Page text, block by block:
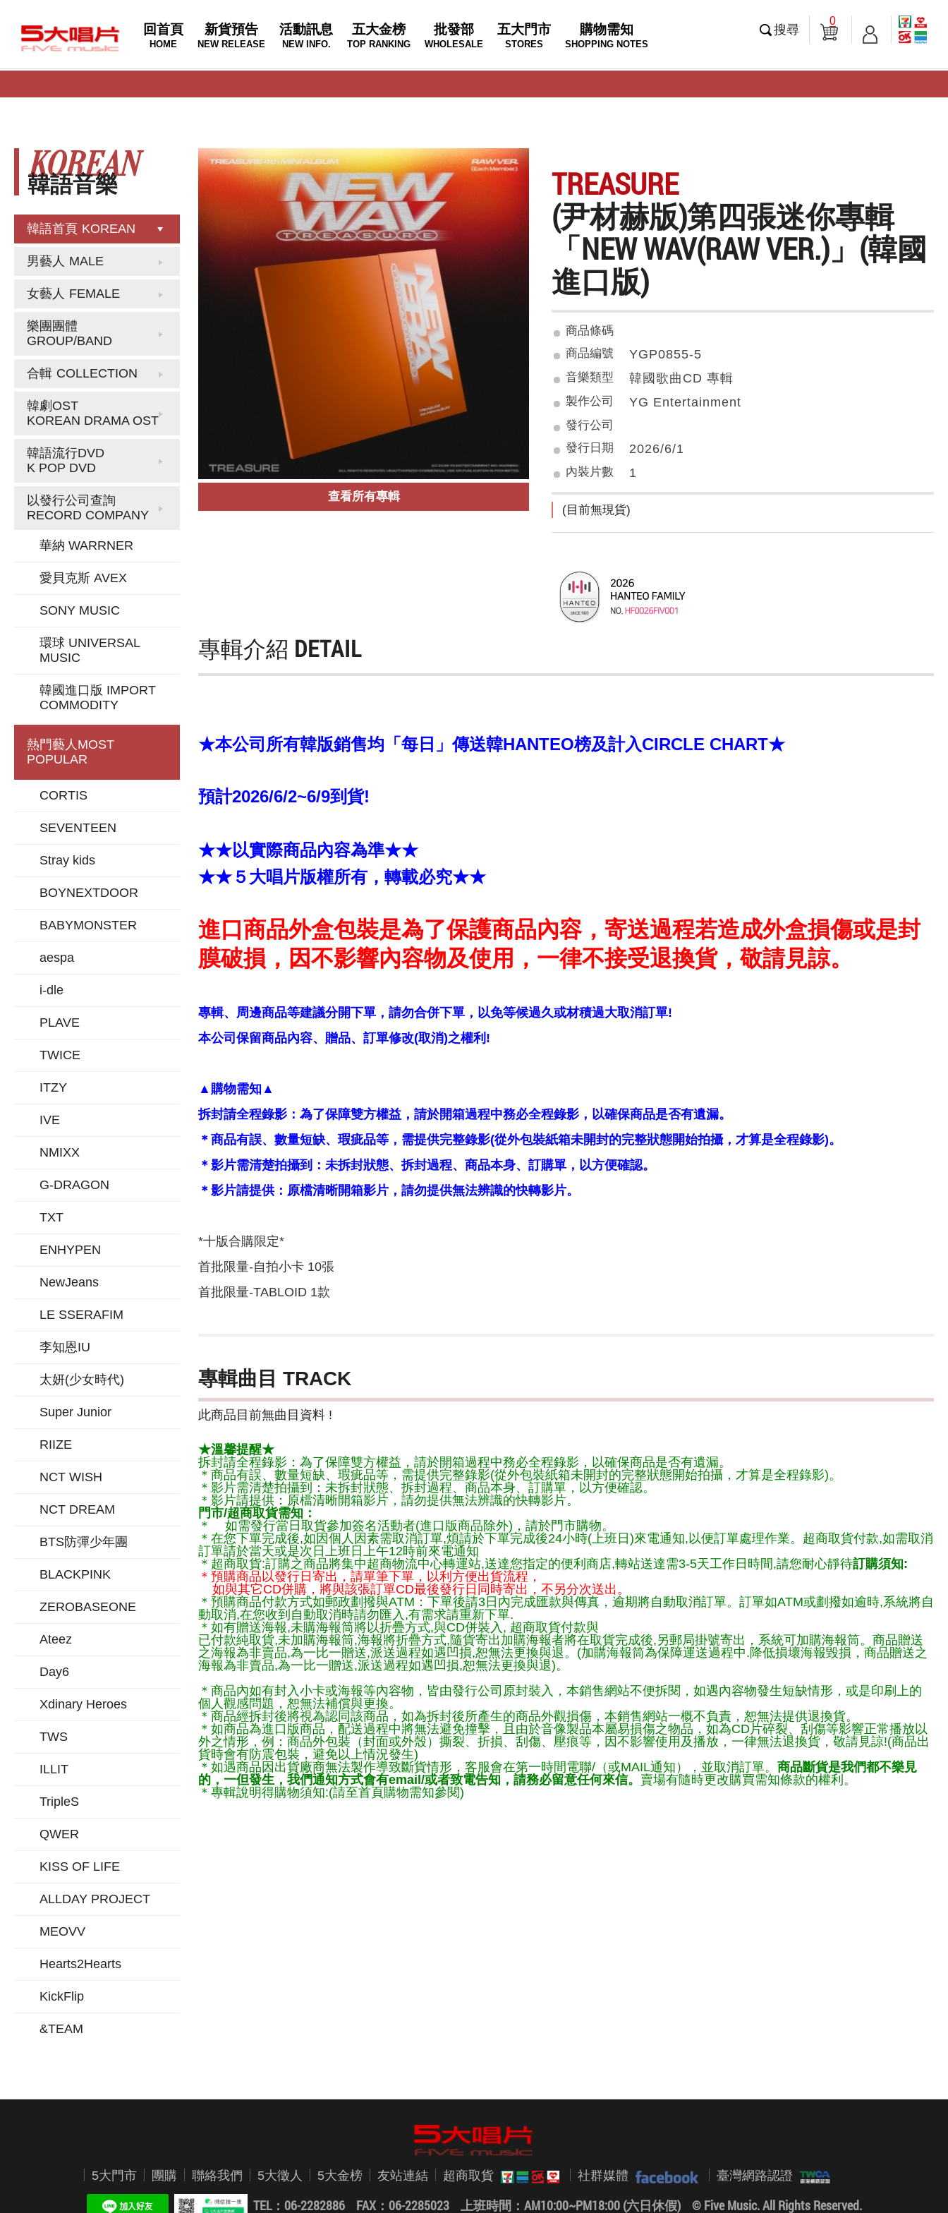
回首頁
HOME
新貨預告
NEW RELEASE
活動訊息
NEW INFO.
五大金榜
TOP RANKING
批發部
WHOLESALE
五大門市
STORES
購物需知
SHOPPING NOTES
搜尋
0
韓語音樂
KOREAN
韓語首頁 KOREAN
男藝人 MALE
女藝人 FEMALE
樂團團體
GROUP/BAND
合輯 COLLECTION
韓劇OST
KOREAN DRAMA OST
韓語流行DVD
K POP DVD
以發行公司查詢
RECORD COMPANY
華納 WARRNER
愛貝克斯 AVEX
SONY MUSIC
環球 UNIVERSAL
MUSIC
韓國進口版 IMPORT
COMMODITY
熱門藝人 MOST
POPULAR
CORTIS
SEVENTEEN
Stray kids
BOYNEXTDOOR
BABYMONSTER
aespa
i-dle
PLAVE
TWICE
ITZY
IVE
NMIXX
G-DRAGON
TXT
ENHYPEN
NewJeans
LE SSERAFIM
李知恩IU
太妍(少女時代)
Super Junior
RIIZE
NCT WISH
NCT DREAM
BTS防彈少年團
BLACKPINK
ZEROBASEONE
Ateez
Day6
Xdinary Heroes
TWS
ILLIT
TripleS
QWER
KISS OF LIFE
ALLDAY PROJECT
MEOVV
Hearts2Hearts
KickFlip
&TEAM
查看所有專輯
TREASURE
(尹材赫版)第四張迷你專輯
「NEW WAV(RAW VER.)」(韓國
進口版)
商品條碼
商品編號
YGP0855-5
音樂類型 韓國歌曲CD 專輯
製作公司 YG Entertainment
發行公司
發行日期
2026/6/1
內裝片數 1
(目前無現貨)
專輯介紹 DETAIL
★本公司所有韓版銷售均「每日」傳送韓HANTEO榜及計入CIRCLE CHART★
預計2026/6/2~6/9到貨!
★★以實際商品內容為準★★
★★５大唱片版權所有，轉載必究★★
進口商品外盒包裝是為了保護商品內容，寄送過程若造成外盒損傷或是封
膜破損，因不影響內容物及使用，一律不接受退換貨，敬請見諒。
專輯、周邊商品等建議分開下單，請勿合併下單，以免等候過久或材積過大取消訂單!
本公司保留商品內容、贈品、訂單修改(取消)之權利!
▲購物需知▲
拆封請全程錄影：為了保障雙方權益，請於開箱過程中務必全程錄影，以確保商品是否有遺漏。
＊商品有誤、數量短缺、瑕疵品等，需提供完整錄影(從外包裝紙箱未開封的完整狀態開始拍攝，才算是全程錄影)。
＊影片需清楚拍攝到：未拆封狀態、拆封過程、商品本身、訂購單，以方便確認。
＊影片請提供：原檔清晰開箱影片，請勿提供無法辨識的快轉影片。
*十版合購限定*
首批限量-自拍小卡 10張
首批限量-TABLOID 1款
專輯曲目 TRACK
此商品目前無曲目資料 !
★溫馨提醒★
拆封請全程錄影：為了保障雙方權益，請於開箱過程中務必全程錄影，以確保商品是否有遺漏。
＊商品有誤、數量短缺、瑕疵品等，需提供完整錄影(從外包裝紙箱未開封的完整狀態開始拍攝，才算是全程錄影)。
＊影片需清楚拍攝到：未拆封狀態、拆封過程、商品本身、訂購單，以方便確認。
＊影片請提供：原檔清晰開箱影片，請勿提供無法辨識的快轉影片。
門市/超商取貨需知：
＊ 如需發行當日取貨參加簽名活動者(進口版商品除外)，請於門市購物。
＊在您下單完成後,如因個人因素需取消訂單,煩請於下單完成後24小時(上班日)來電通知,以便訂單處理作業。超商取貨付款,如需取消
訂單請於當天或是次日上班日上午12時前來電通知
＊超商取貨:訂購之商品將集中超商物流中心轉運站,送達您指定的便利商店,轉站送達需3-5天工作日時間,請您耐心靜待訂購須知:
＊預購商品以發行日寄出，請單筆下單，以利方便出貨流程，
如與其它CD併購，將與該張訂單CD最後發行日同時寄出，不另分次送出。
＊預購商品付款方式如郵政劃撥與ATM：下單後請3日內完成匯款與傳真，逾期將自動取消訂單。訂單如ATM或劃撥如逾時,系統將自
動取消,在您收到自動取消時請勿匯入,有需求請重新下單.
＊如有贈送海報,未購海報筒將以折疊方式,與CD併裝入, 超商取貨付款與
已付款純取貨,未加購海報筒,海報將折疊方式,隨貨寄出加購海報者將在取貨完成後,另郵局掛號寄出，系統可加購海報筒。商品贈送
之海報為非賣品,為一比一贈送,派送過程如遇凹損,恕無法更換與退。(加購海報筒為保障運送過程中.降低損壞海報毀損，商品贈送之
海報為非賣品,為一比一贈送,派送過程如遇凹損,恕無法更換與退)。
＊商品內如有封入小卡或海報等內容物，皆由發行公司原封裝入，本銷售網站不便拆閱，如遇內容物發生短缺情形，或是印刷上的
個人觀感問題，恕無法補償與更換。
＊商品經拆封後將視為認同該商品，如為拆封後所產生的商品外觀損傷，本銷售網站一概不負責，恕無法提供退換貨。
＊如商品為進口版商品，配送過程中將無法避免撞擊，且由於音像製品本屬易損傷之物品，如為CD片碎裂、刮傷等影響正常播放以
外之情形，例：商品外包裝（封面或外殼）撕裂、折損、刮傷、壓痕等，因不影響使用及播放，一律無法退換貨，敬請見諒!(商品出
貨時會有防震包裝，避免以上情況發生)
＊如遇商品因出貨廠商無法製作導致斷貨情形，客服會在第一時間電聯/（或MAIL通知），並取消訂單。 商品斷貨是我們都不樂見
的，一但發生，我們通知方式會有email/或者致電告知，請務必留意任何來信。 賣場有隨時更改購買需知條款的權利。
＊專輯說明得購物須知:(請至首頁購物需知參閱)
5大門市 團購 聯絡我們 5大徵人 5大金榜 友站連結 超商取貨 社群媒體 臺灣網路認證
TEL：06-2282886 FAX：06-2285023上班時間：AM10:00~PM18:00 (六日休假)© Five Music. All Rights Reserved.